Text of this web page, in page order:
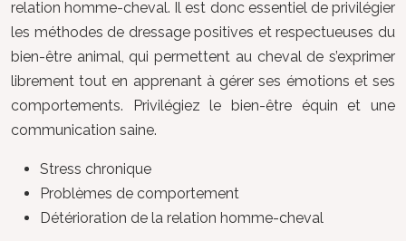
relation homme-cheval. Il est donc essentiel de privilégier
les méthodes de dressage positives et respectueuses du
bien-être animal, qui permettent au cheval de s’exprimer
librement tout en apprenant à gérer ses émotions et ses
comportements. Privilégiez le bien-être équin et une
communication saine.
Stress chronique
Problèmes de comportement
Détérioration de la relation homme-cheval